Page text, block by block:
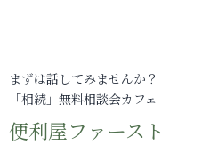
まずは話してみませんか？
「相続」無料相談会カフェ
便利屋ファースト